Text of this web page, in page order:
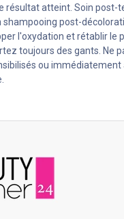
résultat atteint. Soin post-
shampooing post-
l'oxydation et rétablir le
toujours des gants. Ne
ou immédiatement